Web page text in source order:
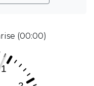
(00:00)